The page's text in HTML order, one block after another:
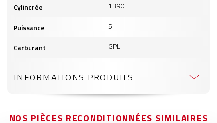
Cylindrée 1390
Puissance 5
Carburant GPL
INFORMATIONS PRODUITS
NOS PIÈCES RECONDITIONNÉES SIMILAIRES